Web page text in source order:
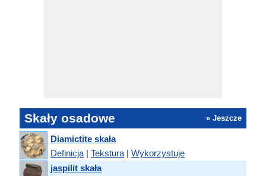
Skały osadowe » Jeszcze
Diamictite skała
Definicja | Tekstura | Wykorzystuje
jaspilit skała